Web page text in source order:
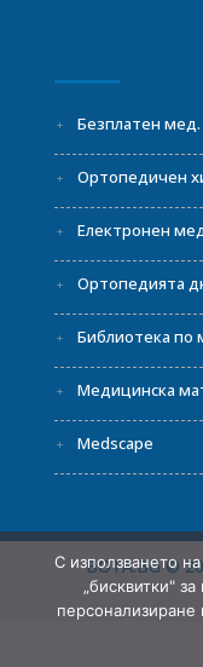
Безплатен
Ортопедичен
Електронен
Ортопедията
Библиотека
Медицинска
Medscape
BOTA.BG ©
С използването
„бисквитки"